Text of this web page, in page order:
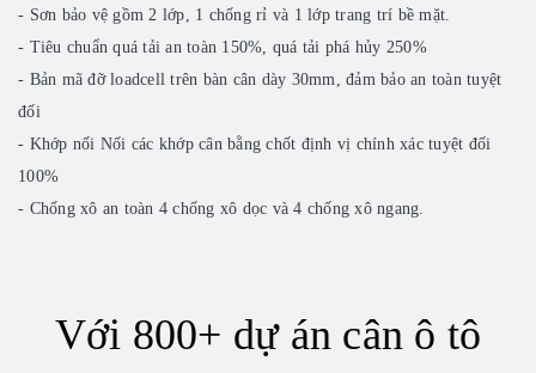
- Sơn bảo vệ gồm 2 lớp, 1 chống rỉ và 1 lớp trang trí bề mặt.
- Tiêu chuẩn quá tải an toàn 150%, quá tải phá hủy 250%
- Bản mã đỡ loadcell trên bàn cân dày 30mm, đảm bảo an toàn tuyệt
đối
- Khớp nối Nối các khớp cân bằng chốt định vị chính xác tuyệt đối
100%
- Chống xô an toàn 4 chống xô dọc và 4 chống xô ngang.
Với 800+ dự án cân ô tô